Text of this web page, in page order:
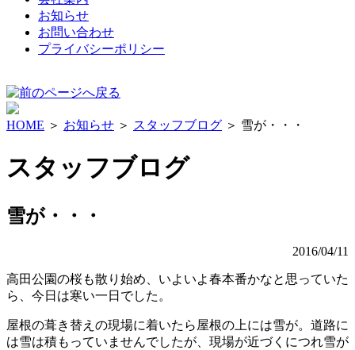
お知らせ
お問い合わせ
プライバシーポリシー
HOME ＞ お知らせ ＞ スタッフブログ ＞ 雪が・・・
スタッフブログ
雪が・・・
2016/04/11
高田公園の桜も散り始め、いよいよ春本番かなと思っていた
ら、今日は寒い一日でした。
屋根の葺き替えの現場に着いたら屋根の上には雪が。道路に
は雪は積もっていませんでしたが、現場が近づくにつれ雪が